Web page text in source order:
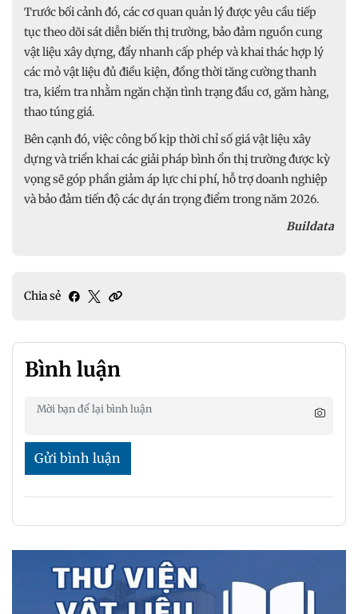
Trước bối cảnh đó, các cơ quan quản lý được yêu cầu tiếp
tục theo dõi sát diễn biến thị trường, bảo đảm nguồn cung
vật liệu xây dựng, đẩy nhanh cấp phép và khai thác hợp lý
các mỏ vật liệu đủ điều kiện, đồng thời tăng cường thanh
tra, kiểm tra nhằm ngăn chặn tình trạng đầu cơ, găm hàng,
thao túng giá.
Bên cạnh đó, việc công bố kịp thời chỉ số giá vật liệu xây
dựng và triển khai các giải pháp bình ổn thị trường được kỳ
vọng sẽ góp phần giảm áp lực chi phí, hỗ trợ doanh nghiệp
và bảo đảm tiến độ các dự án trọng điểm trong năm 2026.
Buildata
Chia sẻ
Bình luận
Gửi bình luận